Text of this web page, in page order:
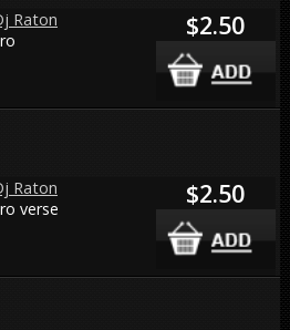
Raton
$2.50
Raton
verse
$2.50